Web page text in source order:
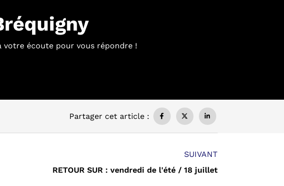
votre écoute pour vous répondre !
Partager cet article :
SUIVANT
RETOUR SUR : vendredi de l'été / 18 juillet